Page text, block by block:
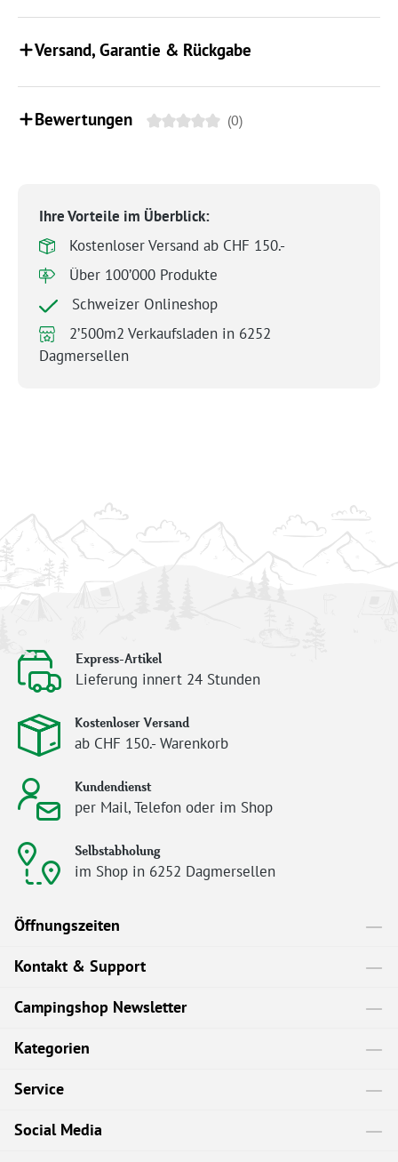
Versand, Garantie & Rückgabe
Bewertungen (0)
Ihre Vorteile im Überblick:
Kostenloser Versand ab CHF 150.-
Über 100’000 Produkte
Schweizer Onlineshop
2’500m2 Verkaufsladen in 6252
Dagmersellen
Express-Artikel
Lieferung innert 24 Stunden
Kostenloser Versand
ab CHF 150.- Warenkorb
Kundendienst
per Mail, Telefon oder im Shop
Selbstabholung
im Shop in 6252 Dagmersellen
Öffnungszeiten
Kontakt & Support
Campingshop Newsletter
Kategorien
Service
Social Media